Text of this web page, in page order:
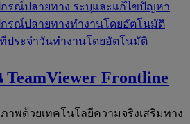
รณ์ปลายทาง ระบุและแก้ไขปัญหา
รณ์ปลายทางทำงานโดยอัตโนมัติ
ประจำวันทำงานโดยอัตโนมัติ
TeamViewer Frontline
าพด้วยเทคโนโลยีความจริงเสริมทาง